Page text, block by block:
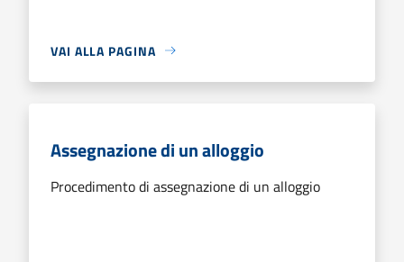
VAI ALLA PAGINA
Assegnazione di un alloggio
Procedimento di assegnazione di un alloggio